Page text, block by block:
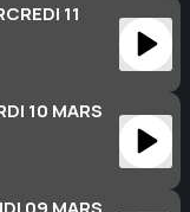
11
10 MARS